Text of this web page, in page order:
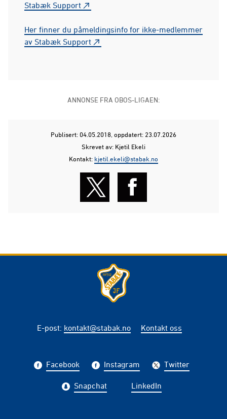
Stabæk Support
​​​​​​​Her finner du påmeldingsinfo for ikke-medlemmer
av Stabæk Support
ANNONSE FRA OBOS-LIGAEN:
Publisert: 04.05.2018 , oppdatert: 23.07.2026
Skrevet av: Kjetil Ekeli
Kontakt: kjetil.ekeli@stabak.no
E-post: kontakt@stabak.no Kontakt oss
Facebook Instagram Twitter
Snapchat LinkedIn